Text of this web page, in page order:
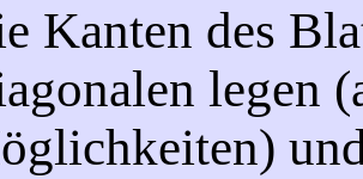
Kanten des
legen